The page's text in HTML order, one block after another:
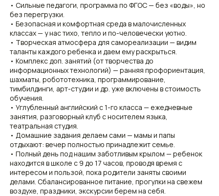
• Сильные педагоги, программа по ФГОС — без «воды», но
без перегрузки.
• Безопасная и комфортная среда в малочисленных
классах — у нас тихо, тепло и по-человечески уютно.
• Творческая атмосфера для самореализации — видим
таланты каждого ребенка и даем ему раскрыться.
• Комплекс доп. занятий (от творчества до
информационных технологий) — ранняя профориентация,
шахматы, робототехника, программирование,
тимбилдинги, арт-студии и др. уже включены в стоимость
обучения.
• Углубленный английский с 1-го класса — ежедневные
занятия, разговорный клуб с носителем языка,
театральная студия.
• Домашние задания делаем сами — мамы и папы
отдыхают: вечер полностью принадлежит семье.
• Полный день под нашим заботливым крылом — ребенок
находится в школе с 9 до 17 часов, проводя время с
интересом и пользой, пока родители заняты своими
делами. Сбалансированное питание, прогулки на свежем
воздухе, праздники, экскурсии берем на себя.